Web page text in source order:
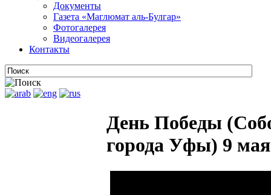
Документы
Газета «Маглюмат аль-Булгар»
Фотогалерея
Видеогалерея
Контакты
День Победы
города Уфы) 9 мая